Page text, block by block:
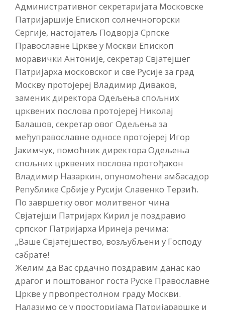
Административног секретаријата Московске
Патријаршије Епископ солнечногорски
Сергије, настојатељ Подворја Српске
Православне Цркве у Москви Епископ
моравички Антоније, секретар Свјатејшег
Патријарха московског и све Русије за град
Москву протојереј Владимир Диваков,
заменик директора Одељења спољних
црквених послова протојереј Николај
Балашов, секретар овог Одељења за
међуправославне односе протојереј Игор
Јакимчук, помоћник директора Одељења
спољних црквених послова протођакон
Владимир Назаркин, опуномоћени амбасадор
Републике Србије у Русији Славенко Терзић.
По завршетку овог молитвеног чина
Свјатејши Патријарх Кирил је поздравио
српског Патријарха Иринеја речима:
„Ваше Свјатејшество, возљубљени у Господу
сабрате!
Желим да Вас срдачно поздравим данас као
драгог и поштованог госта Руске Православне
Цркве у првопрестолном граду Москви.
Налазимо се у просторијама Патријараршке и